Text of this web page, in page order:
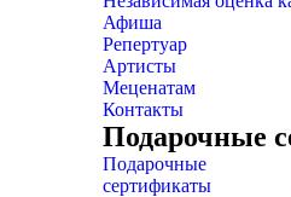
Афиша
Репертуар
Артисты
Меценатам
Контакты
Подарочные
Подарочные
сертификаты